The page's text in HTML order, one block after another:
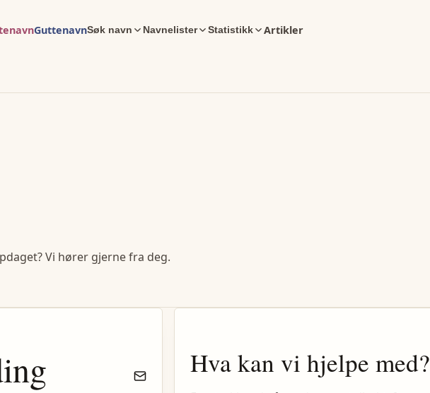
GuttenavnSøk navn Navnelister Statistikk Artikler
Vi hører gjerne fra deg.
Hva kan vi hjelpe med?